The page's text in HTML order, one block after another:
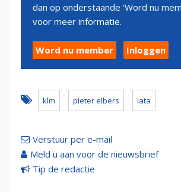
dan op onderstaande 'Word nu
voor meer informatie.
Word nu member Inloggen
klm pieter elbers iata
Verstuur per e-mail
Meld u aan voor de nieuwsbrief
Tip de redactie